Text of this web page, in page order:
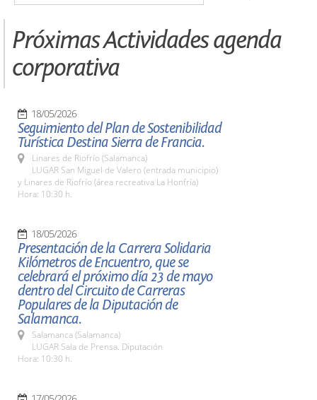
Próximas Actividades agenda
corporativa
18/05/2026
Seguimiento del Plan de Sostenibilidad
Turística Destina Sierra de Francia.
Linares de Riofrío (Salamanca)
LUGAR San Miguel de Valero (entrada municipio)
y Linares de Riofrío (área recreativa La Honfría)
Hora: 10:30 h.
18/05/2026
Presentación de la Carrera Solidaria
Kilómetros de Encuentro, que se
celebrará el próximo día 23 de mayo
dentro del Circuito de Carreras
Populares de la Diputación de
Salamanca.
Salamanca (Salamanca)
LUGAR Sala de Prensa. Diputación
Hora: 10:30 h.